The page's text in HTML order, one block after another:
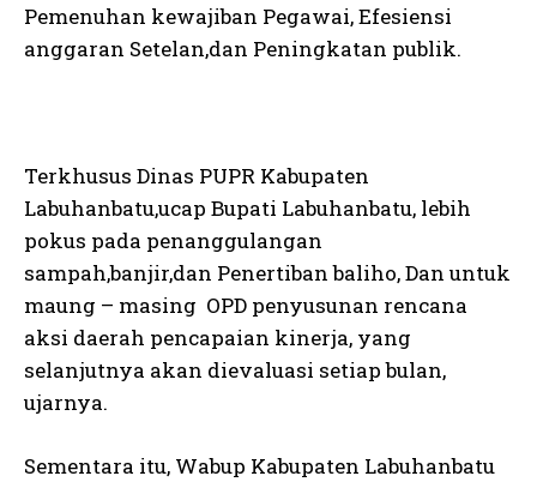
Pemenuhan kewajiban Pegawai, Efesiensi
anggaran Setelan,dan Peningkatan publik.
Terkhusus Dinas PUPR Kabupaten
Labuhanbatu,ucap Bupati Labuhanbatu, lebih
pokus pada penanggulangan
sampah,banjir,dan Penertiban baliho, Dan untuk
maung – masing OPD penyusunan rencana
aksi daerah pencapaian kinerja, yang
selanjutnya akan dievaluasi setiap bulan,
ujarnya.
Sementara itu, Wabup Kabupaten Labuhanbatu